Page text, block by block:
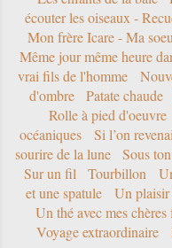
écouter les oiseaux -
Mon frère Icare - Ma
Même jour même heure
vrai fils de l'homme
d'ombre
Patate chaude
Rolle à pied d'oeuvre
océaniques
Si l’on
sourire de la lune
Sous
Sur un fil
Tourbillon
et une spatule
Un plaisir
Un thé avec mes chères
Voyage extraordinaire